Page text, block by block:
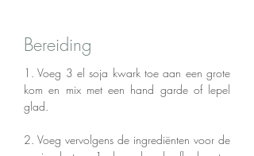
Bereiding
1. Voeg 3 el soja kwark toe aan een grote
kom en mix met een hand garde of lepel
glad.
2. Voeg vervolgens de ingrediënten voor de